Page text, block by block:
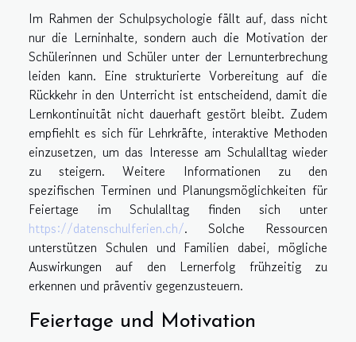
Im Rahmen der Schulpsychologie fällt auf, dass nicht
nur die Lerninhalte, sondern auch die Motivation der
Schülerinnen und Schüler unter der Lernunterbrechung
leiden kann. Eine strukturierte Vorbereitung auf die
Rückkehr in den Unterricht ist entscheidend, damit die
Lernkontinuität nicht dauerhaft gestört bleibt. Zudem
empfiehlt es sich für Lehrkräfte, interaktive Methoden
einzusetzen, um das Interesse am Schulalltag wieder
zu steigern. Weitere Informationen zu den
spezifischen Terminen und Planungsmöglichkeiten für
Feiertage im Schulalltag finden sich unter
https://datenschulferien.ch/. Solche Ressourcen
unterstützen Schulen und Familien dabei, mögliche
Auswirkungen auf den Lernerfolg frühzeitig zu
erkennen und präventiv gegenzusteuern.
Feiertage und Motivation